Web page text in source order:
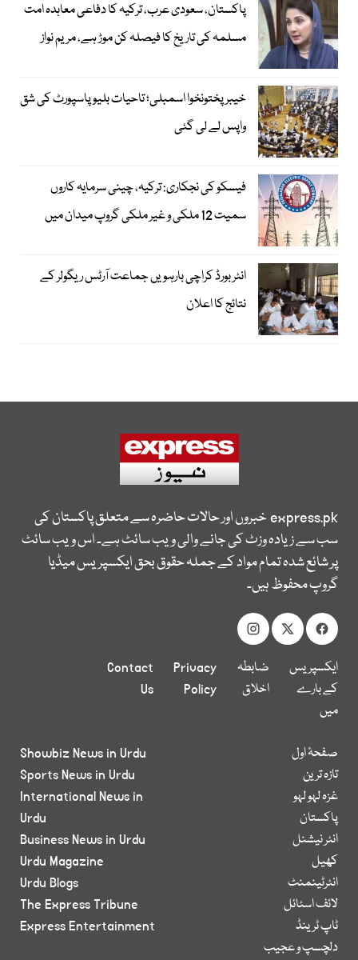
پاکستان، سعودی عرب، ترکیہ کا دفاعی معاہدہ امت
مسلمہ کی تاریخ کا فیصلہ کن موڑ ہے، مریم نواز
خیبرپختونخوا اسمبلی؛ تاحیات بلیو پاسپورٹ کی شق
واپس لے لی گئی
فیسکو کی نجکاری: ترکیہ، چینی سرمایہ کاروں
سمیت 12 ملکی و غیر ملکی گروپ میدان میں
انٹر بورڈ کراچی بارہویں جماعت آرٹس ریگولر کے
نتائج کا اعلان
express.pkخبروں اور حالات حاضرہ سے متعلق پاکستان کی
سب سے زیادہ وزٹ کی جانے والی ویب سائٹ ہے۔ اس ویب سائٹ
پر شائع شدہ تمام مواد کے جملہ حقوق بحق ایکسپریس میڈیا
گروپ محفوظ ہیں۔
ایکسپریس
کے بارے
میں
ضابطہ
اخلاق
Privacy
Policy
Contact
Us
صفحۂ اول
تازہ ترین
غزہ لہو لہو
پاکستان
انٹر نیشنل
کھیل
انٹرٹینمنٹ
لائف اسٹائل
ٹاپ ٹرینڈ
دلچسپ و عجیب
Showbiz News in Urdu
Sports News in Urdu
International News in
Urdu
Business News in Urdu
Urdu Magazine
Urdu Blogs
The Express Tribune
Express Entertainment